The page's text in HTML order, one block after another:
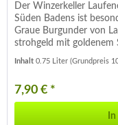
Der Winzerkeller
Süden Badens ist
Graue Burgunder von
strohgeld mit
Inhalt0.75 Liter(Grundpreis
7,90 € *